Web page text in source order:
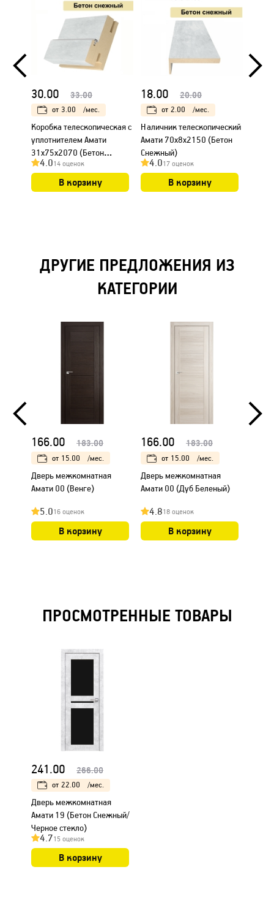
30.00 33.00
от 3.00 /мес.
Коробка телескопическая с
уплотнителем Амати
31х75х2070 (Бетон
Снежный)
4.014 оценок
В корзину
18.00 20.00
от 2.00 /мес.
Наличник телескопический
Амати 70х8х2150 (Бетон
Снежный)
4.017 оценок
В корзину
ДРУГИЕ ПРЕДЛОЖЕНИЯ ИЗ
КАТЕГОРИИ
166.00 183.00
от 15.00 /мес.
Дверь межкомнатная
Амати 00 (Венге)
5.016 оценок
В корзину
166.00 183.00
от 15.00 /мес.
Дверь межкомнатная
Амати 00 (Дуб Беленый)
4.818 оценок
В корзину
ПРОСМОТРЕННЫЕ ТОВАРЫ
241.00 266.00
от 22.00 /мес.
Дверь межкомнатная
Амати 19 (Бетон Снежный/
Черное стекло)
4.715 оценок
В корзину